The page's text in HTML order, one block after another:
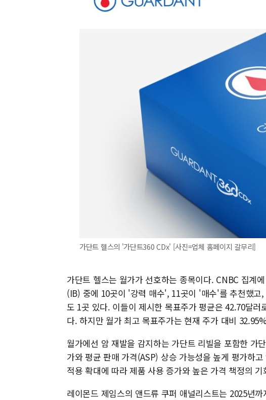
가단트 헬스의 '가단트360 CDx' [사진=업체 홈페이지 갈무리]
가단트 헬스는 월가가 선호하는 종목이다. CNBC 집계
(IB) 중에 10곳이 '강력 매수', 11곳이 '매수'를 추천했
도 1곳 있다. 이들이 제시한 목표주가 평균은 42.70달
다. 하지만 월가 최고 목표주가는 현재 주가 대비
월가에선 암 재발을 감지하는 가단트 리빌을 포함한 가
가와 평균 판매 가격(ASP) 상승 가능성을 높게 평가하
적용 확대에 따라 제품 사용 증가와 높은 가격 책정의
레이몬드 제임스의 앤드류 쿠퍼 애널리스트는 2025년